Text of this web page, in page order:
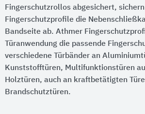
Fingerschutzrollos abgesichert,
Fingerschutzprofile die
Bandseite ab. Athmer
Türanwendung die passende
verschiedene Türbänder an
Kunststofftüren, Multifunktionstüren
Holztüren, auch an kraftbetätigten
Brandschutztüren.